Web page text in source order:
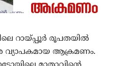
റായ്പ്പൂര്‍ രൂപതയില്‍
വ്യാപകമായ ആക്രമണം.